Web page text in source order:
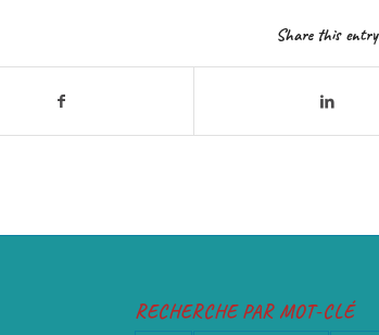
Share this entry
RECHERCHE PAR MOT-CLÉ